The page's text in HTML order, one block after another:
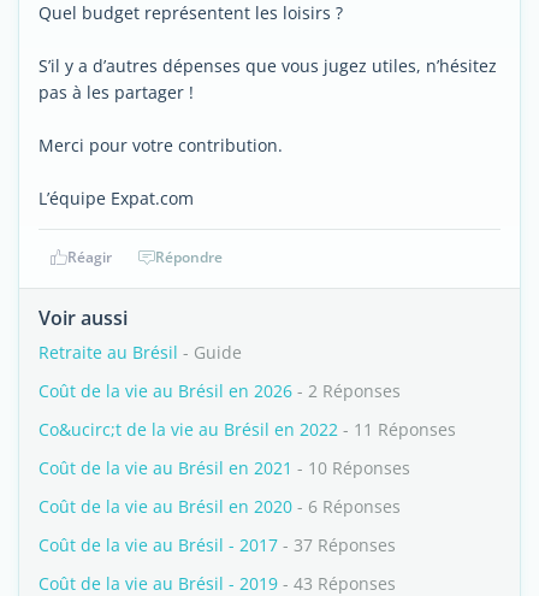
Quel budget représentent les loisirs ?
S’il y a d’autres dépenses que vous jugez utiles, n’hésitez
pas à les partager !
Merci pour votre contribution.
L’équipe Expat.com
Réagir Répondre
Voir aussi
Retraite au Brésil - Guide
Coût de la vie au Brésil en 2026 - 2 Réponses
Co&ucirc;t de la vie au Brésil en 2022 - 11 Réponses
Coût de la vie au Brésil en 2021 - 10 Réponses
Coût de la vie au Brésil en 2020 - 6 Réponses
Coût de la vie au Brésil - 2017 - 37 Réponses
Coût de la vie au Brésil - 2019 - 43 Réponses